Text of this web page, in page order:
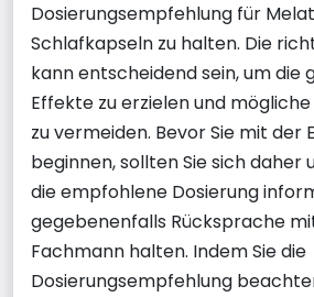
Dosierungsempfehlung für
Schlafkapseln zu halten. Die
kann entscheidend sein, um die
Effekte zu erzielen und
zu vermeiden. Bevor Sie mit der
beginnen, sollten Sie sich daher
die empfohlene Dosierung
gegebenenfalls Rücksprache
Fachmann halten. Indem Sie die
Dosierungsempfehlung